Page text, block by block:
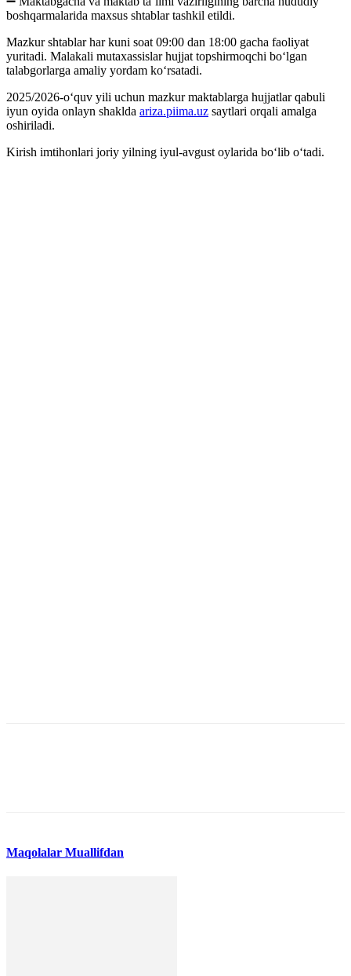
boshqarmalarida maxsus shtablar tashkil etildi.
Mazkur shtablar har kuni soat 09:00 dan 18:00 gacha faoliyat
yuritadi. Malakali mutaxassislar hujjat topshirmoqchi bo‘lgan
talabgorlarga amaliy yordam ko‘rsatadi.
2025/2026-o‘quv yili uchun mazkur maktablarga hujjatlar qabuli
iyun oyida onlayn shaklda ariza.piima.uz saytlari orqali amalga
oshiriladi.
Kirish imtihonlari joriy yilning iyul-avgust oylarida bo‘lib o‘tadi.
Maqolalar Muallifdan